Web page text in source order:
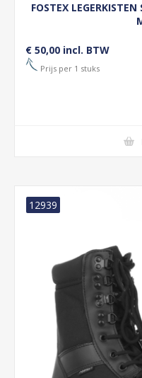
FOSTEX
€ 50,00 incl. BTW
Prijs per 1 stuks
12939